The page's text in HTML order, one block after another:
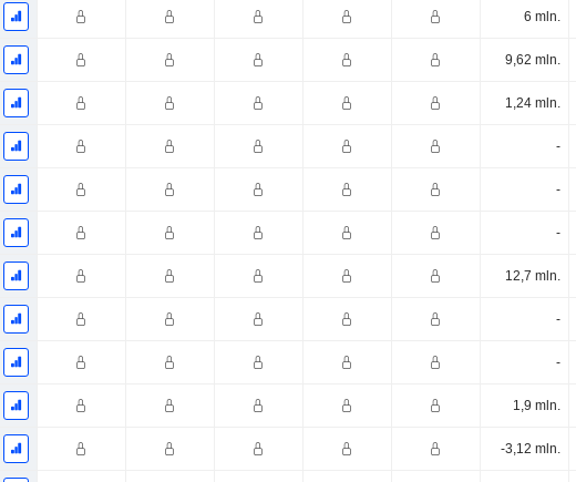
6 mln.
9,62 mln.
1,24 mln.
-
-
-
12,7 mln.
-
-
1,9 mln.
-3,12 mln.